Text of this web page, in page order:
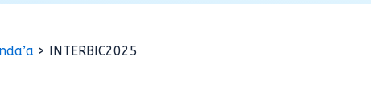
INTERBIC2025